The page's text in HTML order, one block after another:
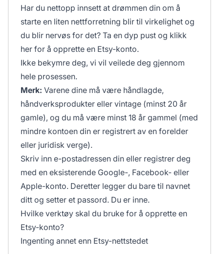
Har du nettopp innsett at drømmen din om å
starte en liten nettforretning blir til virkelighet og
du blir nervøs for det? Ta en dyp pust og klikk
her for å opprette en Etsy-konto.
Ikke bekymre deg, vi vil veilede deg gjennom
hele prosessen.
Merk: Varene dine må være håndlagde,
håndverksprodukter eller vintage (minst 20 år
gamle), og du må være minst 18 år gammel (med
mindre kontoen din er registrert av en forelder
eller juridisk verge).
Skriv inn e-postadressen din eller registrer deg
med en eksisterende Google-, Facebook- eller
Apple-konto. Deretter legger du bare til navnet
ditt og setter et passord. Du er inne.
Hvilke verktøy skal du bruke for å opprette en
Etsy-konto?
Ingenting annet enn Etsy-nettstedet